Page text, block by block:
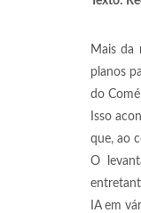
Mais da
planos
do
Isso
que, ao
O
IA em